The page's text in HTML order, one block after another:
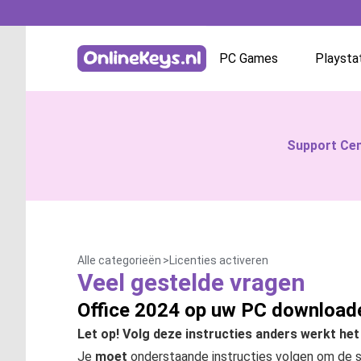
PC Games
EA App / Origin
Ubisoft / Uplay
Support
Alle categorieën Licenties activeren
Veel gestelde vragen
Office 2024 op uw PC
Let op! Volg deze instructies anders werkt
Je moet onderstaande instructies volgen om de